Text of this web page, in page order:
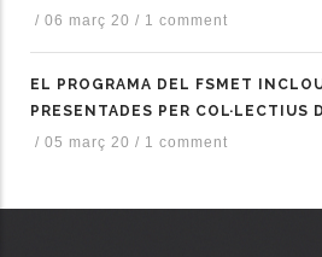
/ 06 març 20 / 1 comment
EL PROGRAMA DEL FSMET
PRESENTADES PER COL·LECTIUS
/ 05 març 20 / 1 comment